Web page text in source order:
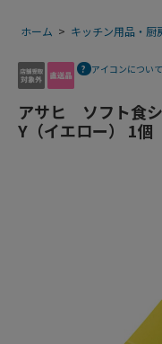
ホーム > キッチン用品・厨
アイコンについて
アサヒ ソフト食
Y（イエロー） 1個